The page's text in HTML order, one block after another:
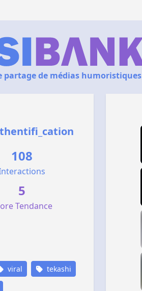
partage de médias humoristiques
108
5
Tendance
viral tekashi